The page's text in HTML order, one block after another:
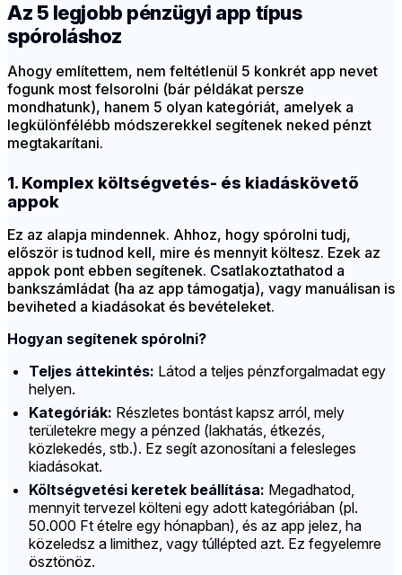
Az 5 legjobb pénzügyi app típus
spóroláshoz
Ahogy említettem, nem feltétlenül 5 konkrét app nevet
fogunk most felsorolni (bár példákat persze
mondhatunk), hanem 5 olyan kategóriát, amelyek a
legkülönfélébb módszerekkel segítenek neked pénzt
megtakarítani.
1. Komplex költségvetés- és kiadáskövető
appok
Ez az alapja mindennek. Ahhoz, hogy spórolni tudj,
először is tudnod kell, mire és mennyit költesz. Ezek az
appok pont ebben segítenek. Csatlakoztathatod a
bankszámládat (ha az app támogatja), vagy manuálisan is
beviheted a kiadásokat és bevételeket.
Hogyan segítenek spórolni?
Teljes áttekintés: Látod a teljes pénzforgalmadat egy
helyen.
Kategóriák: Részletes bontást kapsz arról, mely
területekre megy a pénzed (lakhatás, étkezés,
közlekedés, stb.). Ez segít azonosítani a felesleges
kiadásokat.
Költségvetési keretek beállítása: Megadhatod,
mennyit tervezel költeni egy adott kategóriában (pl.
50.000 Ft ételre egy hónapban), és az app jelez, ha
közeledsz a limithez, vagy túllépted azt. Ez fegyelemre
ösztönöz.